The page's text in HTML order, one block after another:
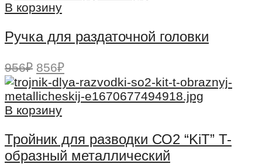
В корзину
Ручка для раздаточной головки
956₽ Первоначальная
цена
составляла
956₽.
856₽Текущая
цена:
856₽.
В корзину
Тройник для разводки СО2 “KiT” T-
образный металлический